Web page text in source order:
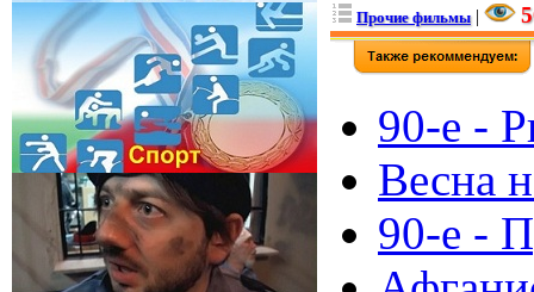
Прочие фильмы|
90-е -
Весна
90-е -